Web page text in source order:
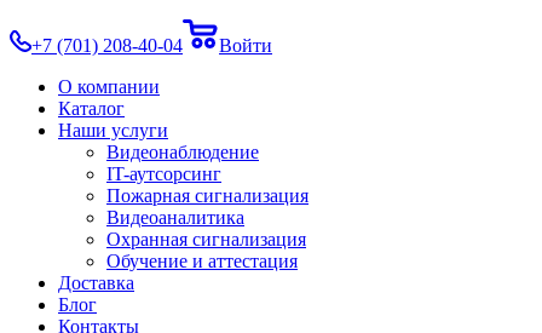
+7 (701) 208-40-04
Войти
О компании
Каталог
Наши услуги
Видеонаблюдение
IT-аутсорсинг
Пожарная сигнализация
Видеоаналитика
Охранная сигнализация
Обучение и аттестация
Доставка
Блог
Контакты